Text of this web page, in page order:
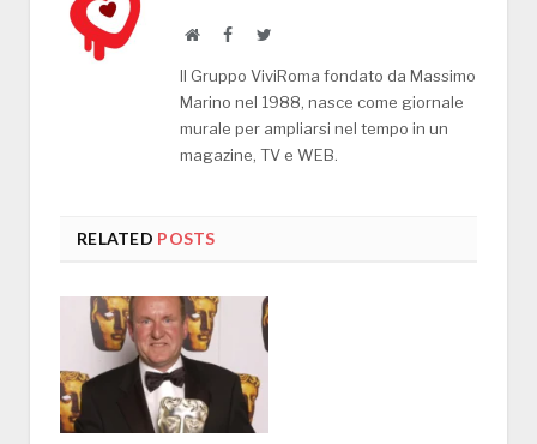
WebsiteFacebookTwitter
Il Gruppo ViviRoma fondato da Massimo
Marino nel 1988, nasce come giornale
murale per ampliarsi nel tempo in un
magazine, TV e WEB.
RELATED POSTS